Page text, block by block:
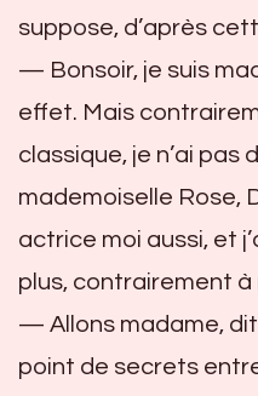
suppose, d’après
— Bonsoir, je suis
effet. Mais
classique, je n’ai pas
mademoiselle Rose,
actrice moi aussi, et
plus, contrairement à
— Allons madame,
point de secrets